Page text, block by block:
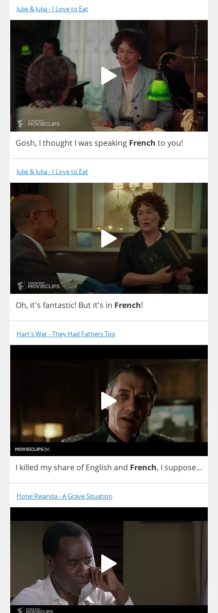
Julie & Julia - I Love to Eat
Gosh, I thought I was speaking French to you!
Julie & Julia - I Love to Eat
Oh, it's fantastic! But it's in French!
Hart's War - They Had Fathers Too
I killed my share of English and French, I suppose...
Hotel Rwanda - A Grave Situation